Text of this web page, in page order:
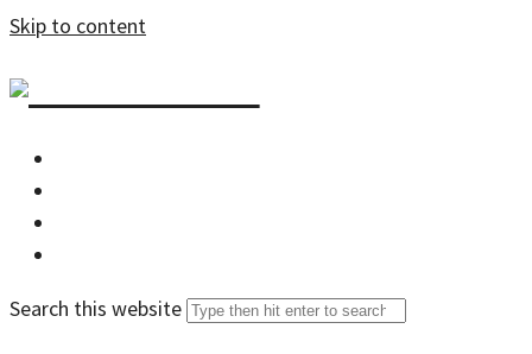
Skip to content
Search this website